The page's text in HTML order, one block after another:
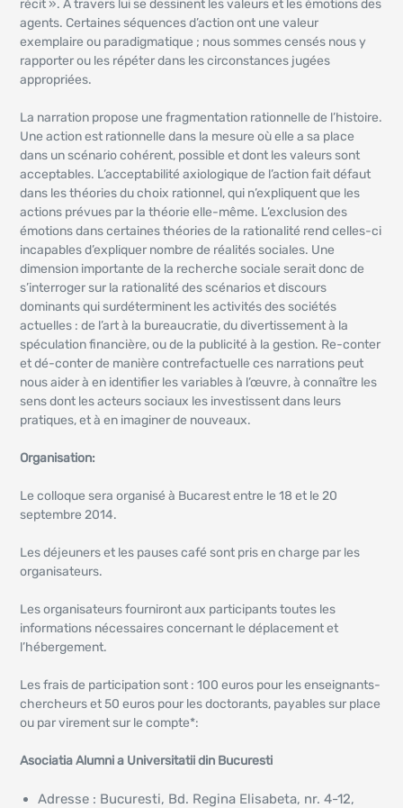
récit ». À travers lui se dessinent les valeurs et les émotions des
agents. Certaines séquences d’action ont une valeur
exemplaire ou paradigmatique ; nous sommes censés nous y
rapporter ou les répéter dans les circonstances jugées
appropriées.
La narration propose une fragmentation rationnelle de l’histoire.
Une action est rationnelle dans la mesure où elle a sa place
dans un scénario cohérent, possible et dont les valeurs sont
acceptables. L’acceptabilité axiologique de l’action fait défaut
dans les théories du choix rationnel, qui n’expliquent que les
actions prévues par la théorie elle-même. L’exclusion des
émotions dans certaines théories de la rationalité rend celles-ci
incapables d’expliquer nombre de réalités sociales. Une
dimension importante de la recherche sociale serait donc de
s’interroger sur la rationalité des scénarios et discours
dominants qui surdéterminent les activités des sociétés
actuelles : de l’art à la bureaucratie, du divertissement à la
spéculation financière, ou de la publicité à la gestion. Re-conter
et dé-conter de manière contrefactuelle ces narrations peut
nous aider à en identifier les variables à l’œuvre, à connaître les
sens dont les acteurs sociaux les investissent dans leurs
pratiques, et à en imaginer de nouveaux.
Organisation:
Le colloque sera organisé à Bucarest entre le 18 et le 20
septembre 2014.
Les déjeuners et les pauses café sont pris en charge par les
organisateurs.
Les organisateurs fourniront aux participants toutes les
informations nécessaires concernant le déplacement et
l’hébergement.
Les frais de participation sont : 100 euros pour les enseignants-
chercheurs et 50 euros pour les doctorants, payables sur place
ou par virement sur le compte*:
Asociatia Alumni a Universitatii din Bucuresti
Adresse : Bucuresti, Bd. Regina Elisabeta, nr. 4-12,